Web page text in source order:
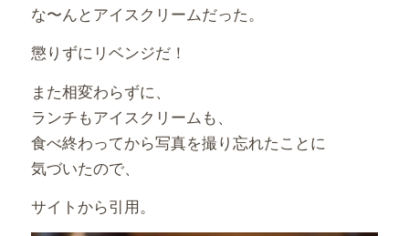
な〜んとアイスクリームだった。
懲りずにリベンジだ！
また相変わらずに、
ランチもアイスクリームも、
食べ終わってから写真を撮り忘れたことに
気づいたので、
サイトから引用。